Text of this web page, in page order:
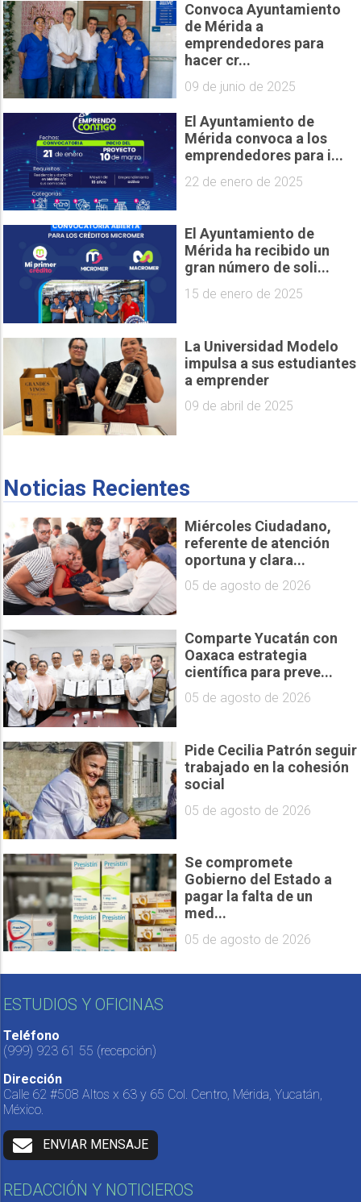
Convoca Ayuntamiento
de Mérida a
emprendedores para
hacer cr...
09 de junio de 2025
El Ayuntamiento de
Mérida convoca a los
emprendedores para i...
22 de enero de 2025
El Ayuntamiento de
Mérida ha recibido un
gran número de soli...
15 de enero de 2025
La Universidad Modelo
impulsa a sus estudiantes
a emprender
09 de abril de 2025
Noticias Recientes
Miércoles Ciudadano,
referente de atención
oportuna y clara...
05 de agosto de 2026
Comparte Yucatán con
Oaxaca estrategia
científica para preve...
05 de agosto de 2026
Pide Cecilia Patrón seguir
trabajado en la cohesión
social
05 de agosto de 2026
Se compromete
Gobierno del Estado a
pagar la falta de un
med...
05 de agosto de 2026
ESTUDIOS Y OFICINAS
Teléfono
(999) 923 61 55 (recepción)
Dirección
Calle 62 #508 Altos x 63 y 65 Col. Centro, Mérida, Yucatán,
México.
ENVIAR MENSAJE
REDACCIÓN Y NOTICIEROS